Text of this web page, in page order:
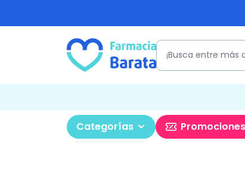
Categorías Promociones